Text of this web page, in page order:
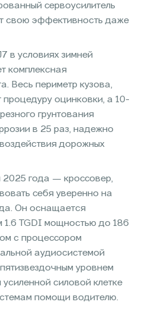
сервоусилитель
свою эффективность даже
в условиях зимней
комплексная
Весь периметр кузова,
оцинковки, а 10-
грунтования
в 25 раз, надежно
дорожных
2025 года — кроссовер,
себя уверенно на
Он оснащается
1.6 TGDI мощностью до 186
с процессором
аудиосистемой
уровнем
силовой клетке
помощи водителю.